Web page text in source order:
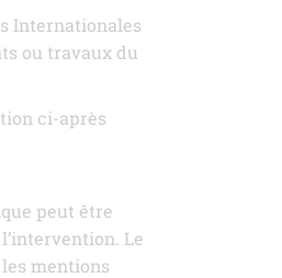
Internationales
ou travaux du
ci-après
peut être
Le
mentions